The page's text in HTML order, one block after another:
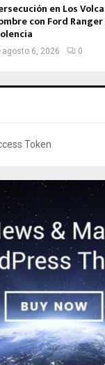
en Los
con Ford
agosto 6, 2026 0
Token